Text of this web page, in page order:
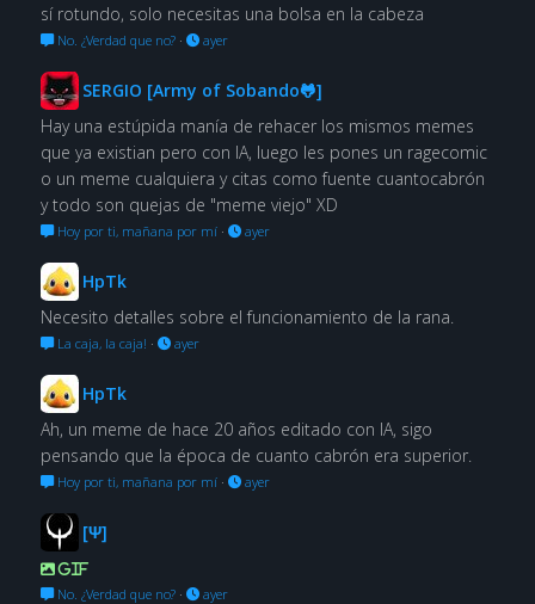
sí rotundo, solo necesitas una bolsa en la cabeza
No. ¿Verdad que no?· ayer
SERGIO [Army of Sobando🐸]
Hay una estúpida manía de rehacer los mismos memes
que ya existian pero con IA, luego les pones un ragecomic
o un meme cualquiera y citas como fuente cuantocabrón
y todo son quejas de "meme viejo" XD
Hoy por ti, mañana por mí· ayer
HpTk
Necesito detalles sobre el funcionamiento de la rana.
La caja, la caja! · ayer
HpTk
Ah, un meme de hace 20 años editado con IA, sigo
pensando que la época de cuanto cabrón era superior.
Hoy por ti, mañana por mí· ayer
[Ψ]
GIF
No. ¿Verdad que no?· ayer